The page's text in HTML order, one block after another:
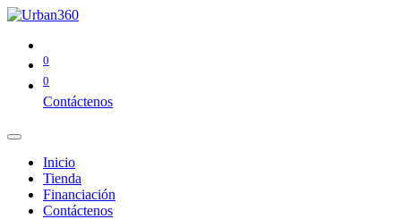
0
0
Contáctenos
Inicio
Tienda
Financiación
Contáctenos